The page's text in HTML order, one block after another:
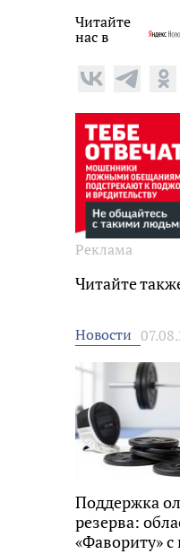
Читайте
нас в
Реклама
Читайте
Новости
Поддержка
резерва:
«Фавориту»